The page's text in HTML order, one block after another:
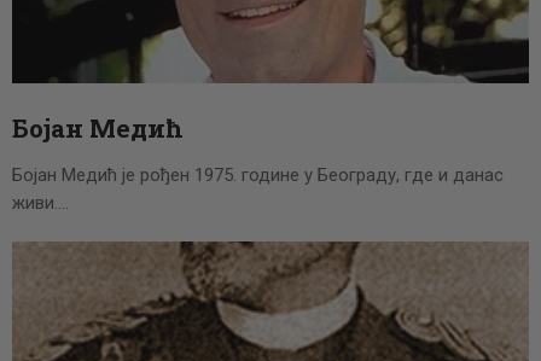
Бojaн Мeдић
Бојан Медић је рођен 1975. године у Београду, где и данас
живи.…